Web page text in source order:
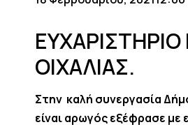
ΟΙΧΑΛΙΑΣ.
Στην καλή συνεργασία
είναι αρωγός εξέφρασε